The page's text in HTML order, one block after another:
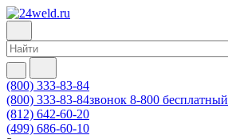
(800) 333-83-84
(800) 333-83-84звонок 8-800 бесплатный
(812) 642-60-20
(499) 686-60-10